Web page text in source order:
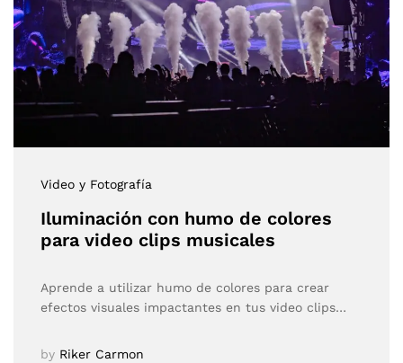
Video y Fotografía
Iluminación con humo de colores
para video clips musicales
Aprende a utilizar humo de colores para crear
efectos visuales impactantes en tus video clips…
by Riker Carmon